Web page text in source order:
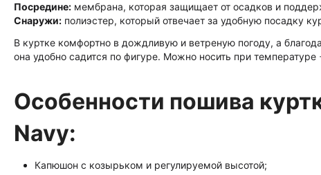
Посредине: мембрана, которая защищает от осадков и
Снаружи: полиэстер, который отвечает за удобную посадку
В куртке комфортно в дождливую и ветреную погоду, а
она удобно садится по фигуре. Можно носить при температуре
Особенности пошива
Navy:
Капюшон с козырьком и регулируемой высотой;